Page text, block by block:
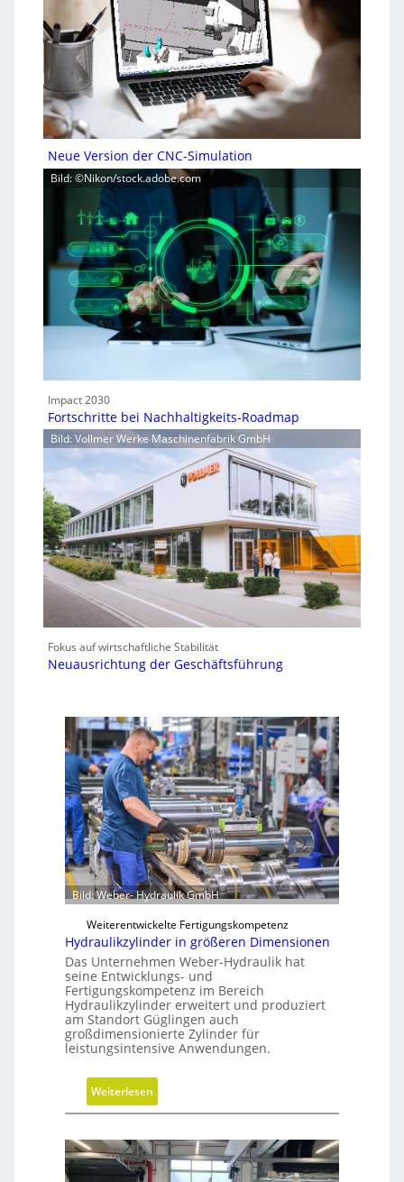
Neue Version der CNC-Simulation
Bild: ©Nikon/stock.adobe.com
Impact 2030
Fortschritte bei Nachhaltigkeits-Roadmap
Bild: Vollmer Werke Maschinenfabrik GmbH
Fokus auf wirtschaftliche Stabilität
Neuausrichtung der Geschäftsführung
Bild: Weber- Hydraulik GmbH
Weiterentwickelte Fertigungskompetenz
Hydraulikzylinder in größeren Dimensionen
Das Unternehmen Weber-Hydraulik hat
seine Entwicklungs- und
Fertigungskompetenz im Bereich
Hydraulikzylinder erweitert und produziert
am Standort Güglingen auch
großdimensionierte Zylinder für
leistungsintensive Anwendungen.
Weiterlesen
H
d
r